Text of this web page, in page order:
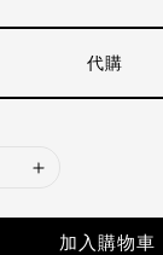
代購
加入購物車